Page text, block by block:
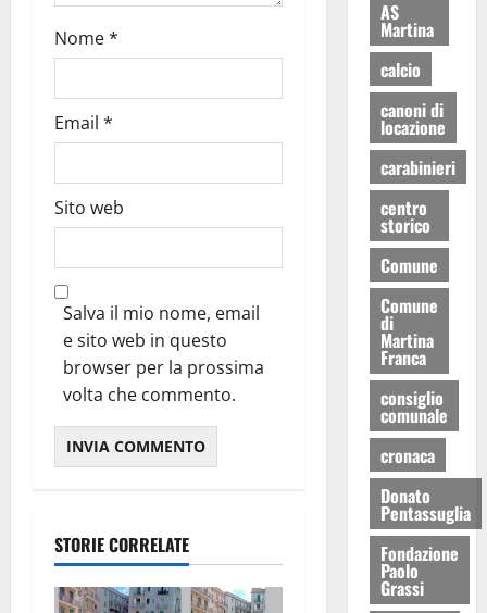
Nome*
Email *
Sito web
Salva il mio nome, email
e sito web in questo
browser per la prossima
volta che commento.
STORIE CORRELATE
AS
Martina
calcio
canoni di
locazione
carabinieri
centro
storico
Comune
Comune
di
Martina
Franca
consiglio
comunale
cronaca
Donato
Pentassuglia
Fondazione
Paolo
Grassi